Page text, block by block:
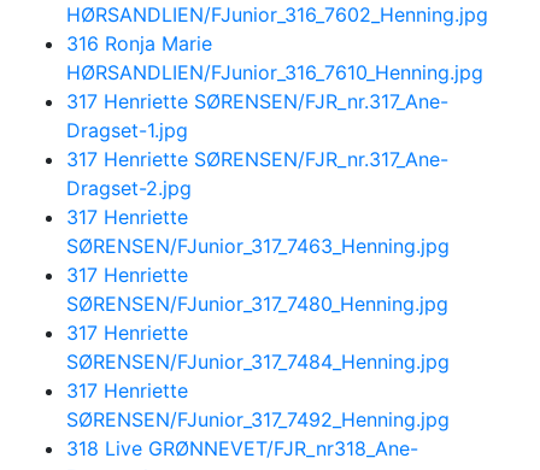
HØRSANDLIEN/FJunior_316_7602_Henning.jpg
316 Ronja Marie
HØRSANDLIEN/FJunior_316_7610_Henning.jpg
317 Henriette SØRENSEN/FJR_nr.317_Ane-
Dragset-1.jpg
317 Henriette SØRENSEN/FJR_nr.317_Ane-
Dragset-2.jpg
317 Henriette
SØRENSEN/FJunior_317_7463_Henning.jpg
317 Henriette
SØRENSEN/FJunior_317_7480_Henning.jpg
317 Henriette
SØRENSEN/FJunior_317_7484_Henning.jpg
317 Henriette
SØRENSEN/FJunior_317_7492_Henning.jpg
318 Live GRØNNEVET/FJR_nr318_Ane-